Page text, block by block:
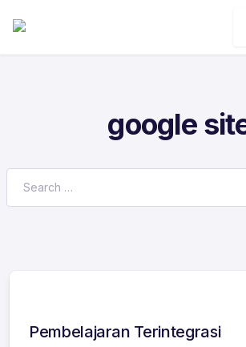
google
Pembelajaran Terintegrasi